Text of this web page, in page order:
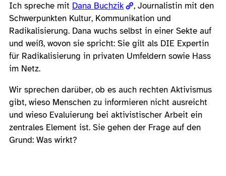
Ich spreche mit Dana Buchzik
, Journalistin mit den
Schwerpunkten Kultur, Kommunikation und
Radikalisierung. Dana wuchs selbst in einer Sekte auf
und weiß, wovon sie spricht: Sie gilt als DIE Expertin
für Radikalisierung in privaten Umfeldern sowie Hass
im Netz.
Wir sprechen darüber, ob es auch rechten Aktivismus
gibt, wieso Menschen zu informieren nicht ausreicht
und wieso Evaluierung bei aktivistischer Arbeit ein
zentrales Element ist. Sie gehen der Frage auf den
Grund: Was wirkt?